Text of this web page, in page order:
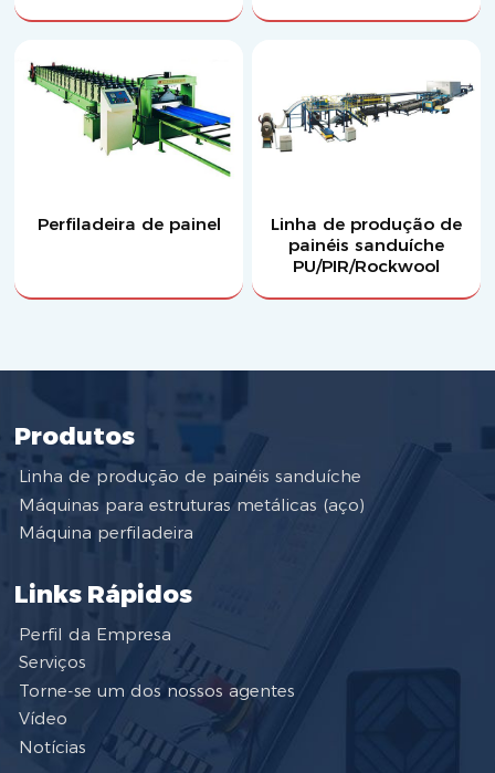
Perfiladeira de painel
Linha de produção de
painéis sanduíche
PU/PIR/Rockwool
Produtos
Linha de produção de painéis sanduíche
Máquinas para estruturas metálicas (aço)
Máquina perfiladeira
Links Rápidos
Perfil da Empresa
Serviços
Torne-se um dos nossos agentes
Vídeo
Notícias